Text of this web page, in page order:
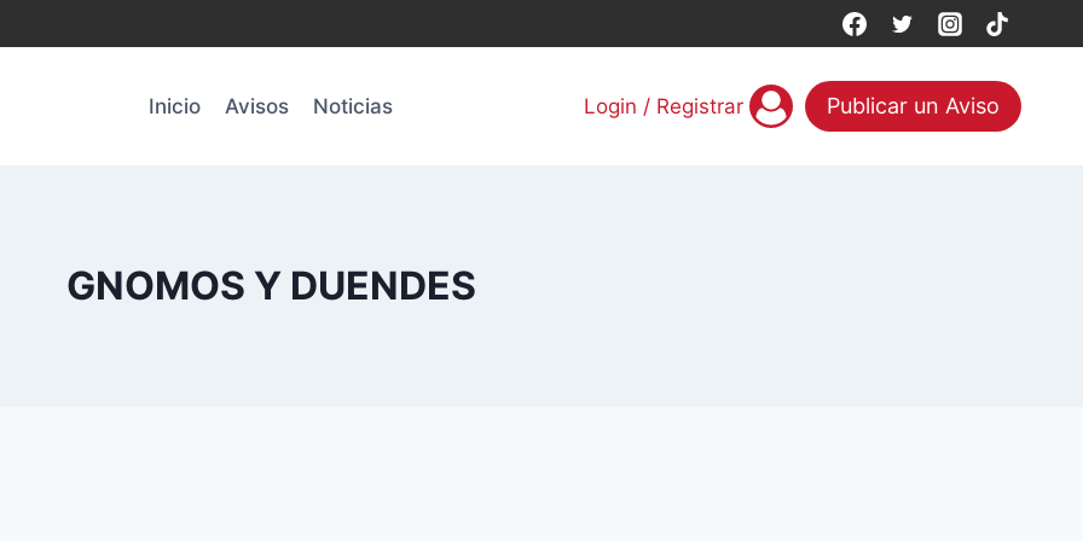
Inicio
Avisos Noticias Login / Registrar Publicar un Aviso
GNOMOS Y DUENDES